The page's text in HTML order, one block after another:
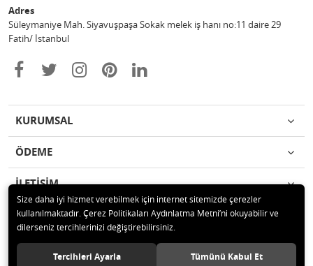
Adres
Süleymaniye Mah. Siyavuşpaşa Sokak melek iş hanı no:11 daire 29
Fatih/ İstanbul
KURUMSAL
ÖDEME
İLETİŞİM
© 2020 Ufuk Şaka Oyunları ve Parti Malzemeleri Merkezi Tüm hakları
saklıdır.
Size daha iyi hizmet verebilmek için internet sitemizde çerezler
kullanılmaktadır. Çerez Politikaları Aydınlatma Metni’ni okuyabilir ve
dilerseniz tercihlerinizi değiştirebilirsiniz.
Tercihleri Ayarla Tümünü Kabul Et